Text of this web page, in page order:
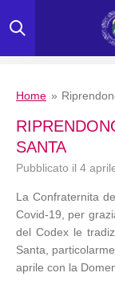
al
Home »
SANTA
Pubblicato il 4
La Confraternita
Covid-19, per
del Codex le
Santa,
aprile con la